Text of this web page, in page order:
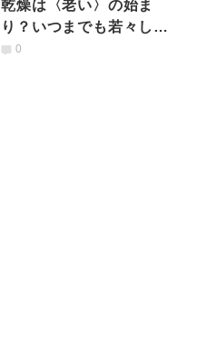
乾燥は〈老い〉の始ま
り？いつまでも若々しく
あるために今日から取り
0